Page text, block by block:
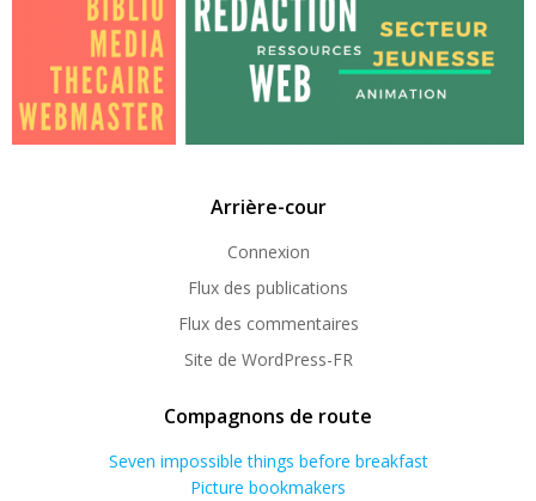
Arrière-cour
Connexion
Flux des publications
Flux des commentaires
Site de WordPress-FR
Compagnons de route
Seven impossible things before breakfast
Picture bookmakers